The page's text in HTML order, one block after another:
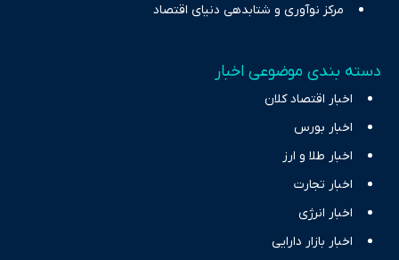
مرکز نوآوری و شتابدهی دنیای اقتصاد
دسته بندی موضوعی اخبار
اخبار اقتصاد کلان
اخبار بورس
اخبار طلا و ارز
اخبار تجارت
اخبار انرژی
اخبار بازار دارایی